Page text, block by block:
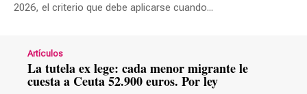
2026, el criterio que debe aplicarse cuando...
Artículos
La tutela ex lege: cada menor migrante le
cuesta a Ceuta 52.900 euros. Por ley